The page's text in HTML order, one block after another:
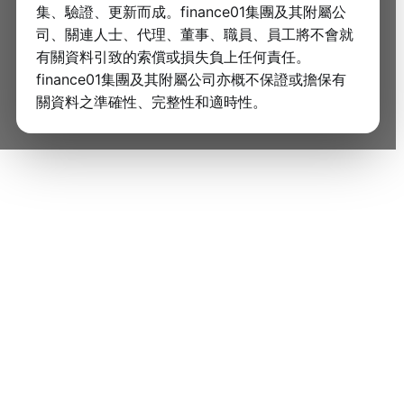
集、驗證、更新而成。finance01集團及其附屬公
司、關連人士、代理、董事、職員、員工將不會就
有關資料引致的索償或損失負上任何責任。
finance01集團及其附屬公司亦概不保證或擔保有
關資料之準確性、完整性和適時性。